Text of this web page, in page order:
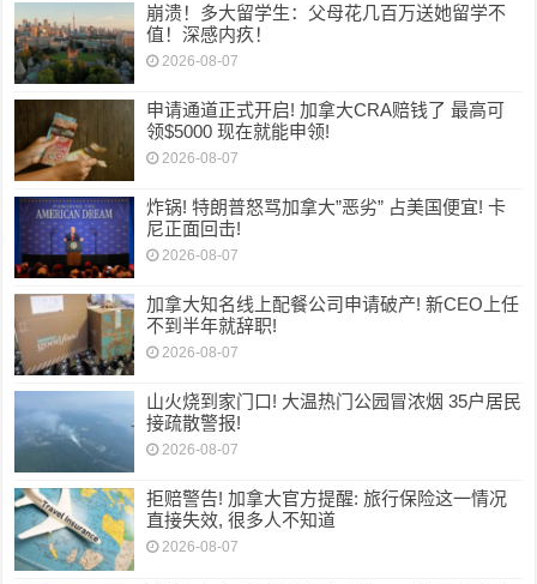
崩溃！多大留学生：父母花几百万送她留学不
值！深感内疚！
2026-08-07
申请通道正式开启! 加拿大CRA赔钱了 最高可
领$5000 现在就能申领!
2026-08-07
炸锅! 特朗普怒骂加拿大”恶劣” 占美国便宜! 卡
尼正面回击!
2026-08-07
加拿大知名线上配餐公司申请破产! 新CEO上任
不到半年就辞职!
2026-08-07
山火烧到家门口! 大温热门公园冒浓烟 35户居民
接疏散警报!
2026-08-07
拒赔警告! 加拿大官方提醒: 旅行保险这一情况
直接失效, 很多人不知道
2026-08-07